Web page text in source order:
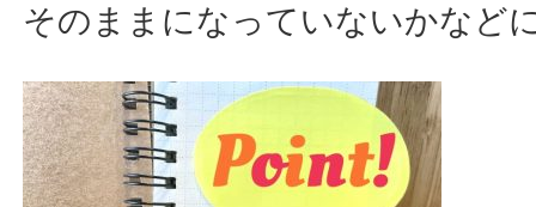
そのままになっていないかなど